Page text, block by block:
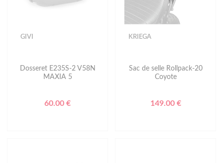
GIVI
Dosseret E235S-2 V58N
MAXIA 5
60.00 €
KRIEGA
Sac de selle Rollpack-20
Coyote
149.00 €